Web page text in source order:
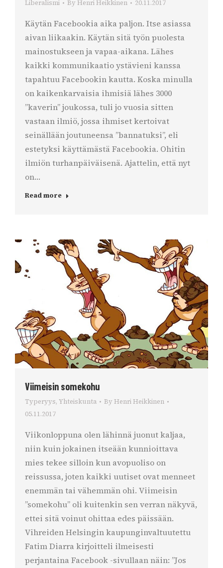
Liberalismi By Henri Heikkinen 20.11.2017
Käytän Facebookia aika paljon. Itse asiassa
aivan liikaakin. Käytän sitä työn puolesta
mainostukseen ja vapaa-aikana. Lähes
kaikki kommunikaatio ystävieni kanssa
tapahtuu Facebookin kautta. Koska minulla
on kaikenkarvaisia ihmisiä lähes 3000
”kaverin” joukossa, tuli jo vuosia sitten
vastaan ilmiö, jossa ihmiset kertoivat
seinällään joutuneensa ”bannatuksi”, eli
estetyksi käyttämästä Facebookia. Ohitin
ilmiön turhanpäiväisenä. Ajattelin, että nyt
on…
Read more
Viimeisin somekohu
Typeryys, Yhteiskunta By Henri Heikkinen
05.11.2017
Viikonloppuna olen lähinnä juonut kaljaa,
niin kuin jokainen itseään kunnioittava
mies tekee silloin kun avopuoliso on
reissussa, joten kaikki uutiset ovat menneet
enemmän tai vähemmän ohi. Viimeisin
”somekohu” oli kuitenkin sen verran näkyvä,
ettei sitä voinut ohittaa edes päissään.
Vihreiden Helsingin kaupunginvaltuutettu
Fatim Diarra kirjoitteli ilmeisesti
perjantaina Facebook -sivullaan näin: ”Jos